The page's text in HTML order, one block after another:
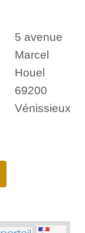
5 avenue
Marcel
Houel
69200
Vénissieux